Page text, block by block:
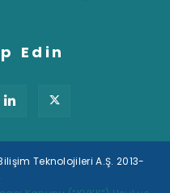
Edin
Teknolojileri A.Ş. 2013-